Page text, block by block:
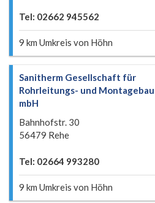
Tel: 02662 945562
9 km Umkreis von Höhn
Sanitherm Gesellschaft für
Rohrleitungs- und Montagebau
mbH
Bahnhofstr. 30
56479 Rehe
Tel: 02664 993280
9 km Umkreis von Höhn